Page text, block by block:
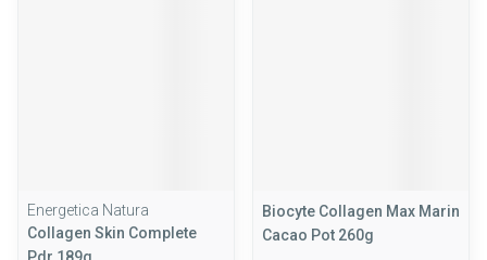
Energetica Natura
Collagen Skin Complete
Biocyte Collagen Max Marin
Cacao Pot 260g